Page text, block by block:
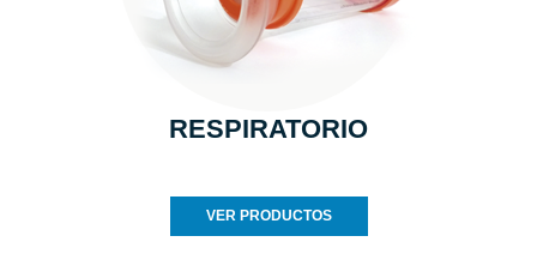
RESPIRATORIO
VER PRODUCTOS